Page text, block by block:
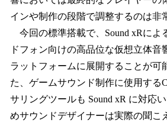
インや制作の段階で調整するのは非
今回の標準搭載で、Sound xRによ
ドフォン向けの高品位な仮想立体音
ラットフォームに展開することが可
た、ゲームサウンド制作に使用する
サリングツールも Sound xR に対応
めサウンドデザイナーは実際の聞こ